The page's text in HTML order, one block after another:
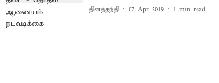
தினத்தந்தி 07 Apr 2019 1 min read